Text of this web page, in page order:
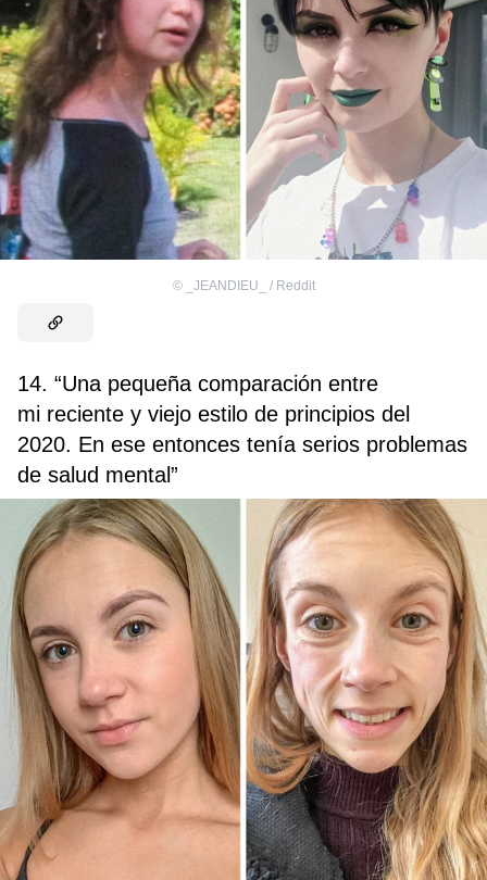
© _JEANDIEU_ / Reddit
14. “Una pequeña comparación entre
mi reciente y viejo estilo de principios del
2020. En ese entonces tenía serios problemas
de salud mental”